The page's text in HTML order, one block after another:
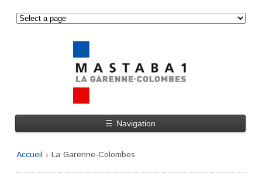
☰ Navigation
Accueil › La Garenne-Colombes